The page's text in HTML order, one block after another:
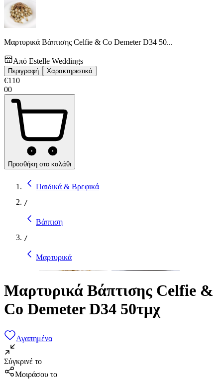
Μαρτυρικά Βάπτισης Celfie & Co Demeter D34 50...
Από Estelle Weddings
Περιγραφή Χαρακτηριστικά
€110
00
Προσθήκη στο καλάθι
Παιδικά & Βρεφικά
/
Βάπτιση
/
Μαρτυρικά
Μαρτυρικά Βάπτισης Celfie &
Co Demeter D34 50τμχ
Αγαπημένα
Σύγκρινέ το
Μοιράσου το